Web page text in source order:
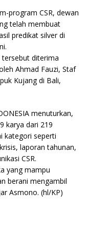
program CSR, dewan
telah membuat
predikat silver di
diterima
Ahmad Fauzi, Staf
Kujang di Bali,
menuturkan,
karya dari 219
kategori seperti
laporan tahunan,
CSR.
yang mampu
berani mengambil
Asmono. (hl/KP)